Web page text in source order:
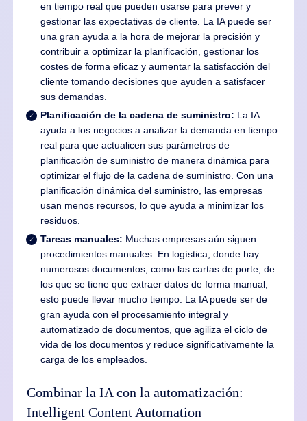
en tiempo real que pueden usarse para prever y
gestionar las expectativas de cliente. La IA puede ser
una gran ayuda a la hora de mejorar la precisión y
contribuir a optimizar la planificación, gestionar los
costes de forma eficaz y aumentar la satisfacción del
cliente tomando decisiones que ayuden a satisfacer
sus demandas.
Planificación de la cadena de suministro: La IA
ayuda a los negocios a analizar la demanda en tiempo
real para que actualicen sus parámetros de
planificación de suministro de manera dinámica para
optimizar el flujo de la cadena de suministro. Con una
planificación dinámica del suministro, las empresas
usan menos recursos, lo que ayuda a minimizar los
residuos.
Tareas manuales: Muchas empresas aún siguen
procedimientos manuales. En logística, donde hay
numerosos documentos, como las cartas de porte, de
los que se tiene que extraer datos de forma manual,
esto puede llevar mucho tiempo. La IA puede ser de
gran ayuda con el procesamiento integral y
automatizado de documentos, que agiliza el ciclo de
vida de los documentos y reduce significativamente la
carga de los empleados.
Combinar la IA con la automatización:
Intelligent Content Automation